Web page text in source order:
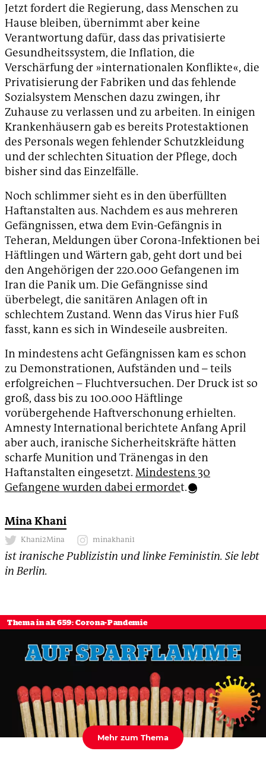
Jetzt fordert die Regierung, dass Menschen zu
Hause bleiben, übernimmt aber keine
Verantwortung dafür, dass das privatisierte
Gesundheitssystem, die Inflation, die
Verschärfung der »internationalen Konflikte«, die
Privatisierung der Fabriken und das fehlende
Sozialsystem Menschen dazu zwingen, ihr
Zuhause zu verlassen und zu arbeiten. In einigen
Krankenhäusern gab es bereits Protestaktionen
des Personals wegen fehlender Schutzkleidung
und der schlechten Situation der Pflege, doch
bisher sind das Einzelfälle.
Noch schlimmer sieht es in den überfüllten
Haftanstalten aus. Nachdem es aus mehreren
Gefängnissen, etwa dem Evin-Gefängnis in
Teheran, Meldungen über Corona-Infektionen bei
Häftlingen und Wärtern gab, geht dort und bei
den Angehörigen der 220.000 Gefangenen im
Iran die Panik um. Die Gefängnisse sind
überbelegt, die sanitären Anlagen oft in
schlechtem Zustand. Wenn das Virus hier Fuß
fasst, kann es sich in Windeseile ausbreiten.
In mindestens acht Gefängnissen kam es schon
zu Demonstrationen, Aufständen und – teils
erfolgreichen – Fluchtversuchen. Der Druck ist so
groß, dass bis zu 100.000 Häftlinge
vorübergehende Haftverschonung erhielten.
Amnesty International berichtete Anfang April
aber auch, iranische Sicherheitskräfte hätten
scharfe Munition und Tränengas in den
Haftanstalten eingesetzt. Mindestens 30
Gefangene wurden dabei ermordet.
Mina Khani
Khani2Mina minakhani1
ist iranische Publizistin und linke Feministin. Sie lebt
in Berlin.
Thema in ak 659: Corona-Pandemie
Mehr zum Thema